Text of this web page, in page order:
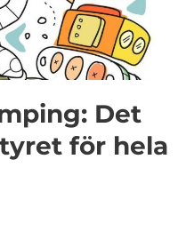
Det
för hela